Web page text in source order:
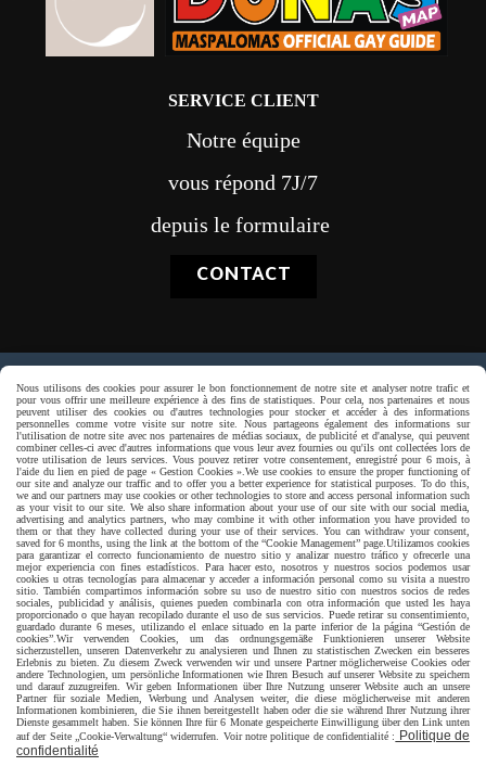
SERVICE CLIENT
Notre équipe
vous répond 7J/7
depuis le formulaire
CONTACT
Paiement sécurisé
Livraison rapide
Nous utilisons des cookies pour assurer le bon fonctionnement de notre site et analyser notre trafic et
pour vous offrir une meilleure expérience à des fins de statistiques. Pour cela, nos partenaires et nous
peuvent utiliser des cookies ou d'autres technologies pour stocker et accéder à des informations
personnelles comme votre visite sur notre site. Nous partageons également des informations sur
l'utilisation de notre site avec nos partenaires de médias sociaux, de publicité et d'analyse, qui peuvent
combiner celles-ci avec d'autres informations que vous leur avez fournies ou qu'ils ont collectées lors de
votre utilisation de leurs services. Vous pouvez retirer votre consentement, enregistré pour 6 mois, à
l'aide du lien en pied de page « Gestion Cookies ». We use cookies to ensure the proper functioning of
our site and analyze our traffic and to offer you a better experience for statistical purposes. To do this,
we and our partners may use cookies or other technologies to store and access personal information such
as your visit to our site. We also share information about your use of our site with our social media,
advertising and analytics partners, who may combine it with other information you have provided to
them or that they have collected during your use of their services. You can withdraw your consent,
saved for 6 months, using the link at the bottom of the “Cookie Management” page. Utilizamos cookies
para garantizar el correcto funcionamiento de nuestro sitio y analizar nuestro tráfico y ofrecerle una
mejor experiencia con fines estadísticos. Para hacer esto, nosotros y nuestros socios podemos usar
cookies u otras tecnologías para almacenar y acceder a información personal como su visita a nuestro
sitio. También compartimos información sobre su uso de nuestro sitio con nuestros socios de redes
sociales, publicidad y análisis, quienes pueden combinarla con otra información que usted les haya
proporcionado o que hayan recopilado durante el uso de sus servicios. Puede retirar su consentimiento,
guardado durante 6 meses, utilizando el enlace situado en la parte inferior de la página “Gestión de
cookies”. Wir verwenden Cookies, um das ordnungsgemäße Funktionieren unserer Website
sicherzustellen, unseren Datenverkehr zu analysieren und Ihnen zu statistischen Zwecken ein besseres
Erlebnis zu bieten. Zu diesem Zweck verwenden wir und unsere Partner möglicherweise Cookies oder
andere Technologien, um persönliche Informationen wie Ihren Besuch auf unserer Website zu speichern
und darauf zuzugreifen. Wir geben Informationen über Ihre Nutzung unserer Website auch an unsere
Partner für soziale Medien, Werbung und Analysen weiter, die diese möglicherweise mit anderen
Informationen kombinieren, die Sie ihnen bereitgestellt haben oder die sie während Ihrer Nutzung ihrer
Dienste gesammelt haben. Sie können Ihre für 6 Monate gespeicherte Einwilligung über den Link unten
auf der Seite „Cookie-Verwaltung“ widerrufen. Voir notre politique de confidentialité :
Politique de
confidentialité